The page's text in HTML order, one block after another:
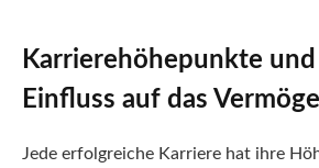
Karrierehöhepunkte
Einfluss auf das
Jede erfolgreiche Karriere hat ihre